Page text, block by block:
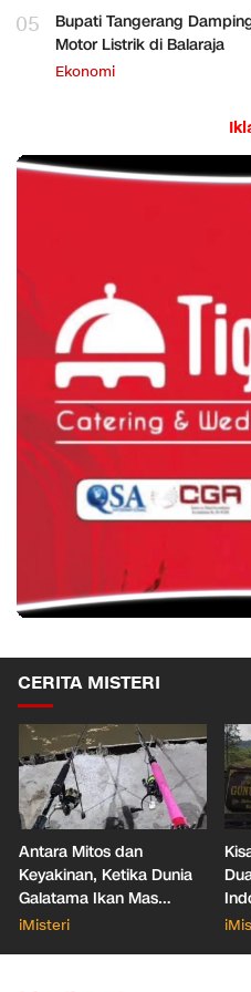
05
Bupati Tangerang
Motor Listrik di Balaraja
Ekonomi
CERITA MISTERI
Antara Mitos dan
Keyakinan, Ketika Dunia
Galatama Ikan Mas
Bersentuhan dengan Hal
iMisteri